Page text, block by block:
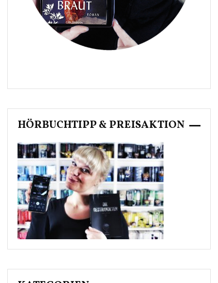
HÖRBUCHTIPP & PREISAKTION